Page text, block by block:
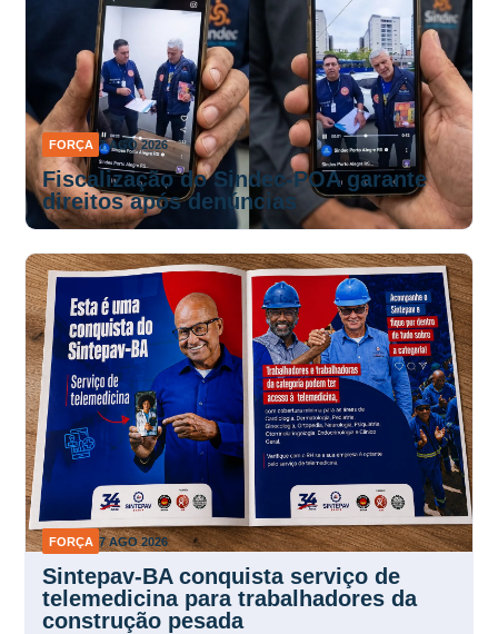
FORÇA 7 AGO 2026
Fiscalização do Sindec-POA garante
direitos após denúncias
FORÇA 7 AGO 2026
Sintepav-BA conquista serviço de
telemedicina para trabalhadores da
construção pesada